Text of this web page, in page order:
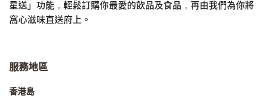
星送」功能，輕鬆訂購你最愛的飲品及食品，再由我們為你將
窩心滋味直送府上。
服務地區
香港島